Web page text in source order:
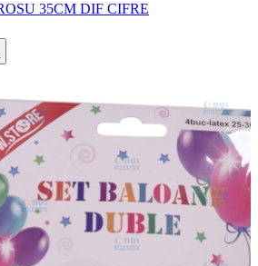
35CM DIF CIFRE